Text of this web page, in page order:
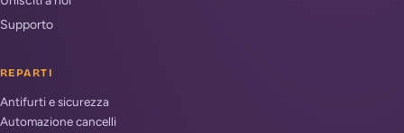
Supporto
REPARTI
Antifurti e sicurezza
Automazione cancelli